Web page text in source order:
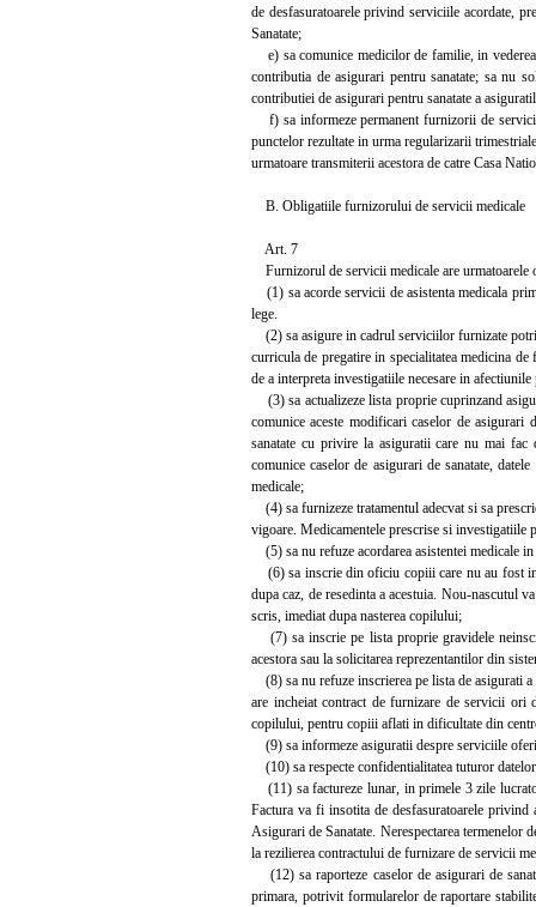
de desfasuratoarele privind serviciile acordate,
Sanatate;
e) sa comunice medicilor de familie, in
contributia de asigurari pentru sanatate; sa nu
contributiei de asigurari pentru sanatate a
f) sa informeze permanent furnizorii de
punctelor rezultate in urma regularizarii
urmatoare transmiterii acestora de catre Casa
B. Obligatiile furnizorului de servicii medicale
Art. 7
Furnizorul de servicii medicale are urmatoarele
(1) sa acorde servicii de asistenta medicala
lege.
(2) sa asigure in cadrul serviciilor furnizate
curricula de pregatire in specialitatea medicina
de a interpreta investigatiile necesare in
(3) sa actualizeze lista proprie cuprinzand
comunice aceste modificari caselor de asigurari
sanatate cu privire la asiguratii care nu mai
comunice caselor de asigurari de sanatate,
medicale;
(4) sa furnizeze tratamentul adecvat si sa
vigoare. Medicamentele prescrise si investigatiile
(5) sa nu refuze acordarea asistentei medicale
(6) sa inscrie din oficiu copiii care nu au fost
dupa caz, de resedinta a acestuia. Nou-nascutul
scris, imediat dupa nasterea copilului;
(7) sa inscrie pe lista proprie gravidele
acestora sau la solicitarea reprezentantilor din
(8) sa nu refuze inscrierea pe lista de asigurati
are incheiat contract de furnizare de servicii ori
copilului, pentru copiii aflati in dificultate din
(9) sa informeze asiguratii despre serviciile
(10) sa respecte confidentialitatea tuturor
(11) sa factureze lunar, in primele 3 zile
Factura va fi insotita de desfasuratoarele
Asigurari de Sanatate. Nerespectarea
la rezilierea contractului de furnizare de servicii
(12) sa raporteze caselor de asigurari de
primara, potrivit formularelor de raportare